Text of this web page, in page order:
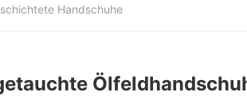
Handschuhe